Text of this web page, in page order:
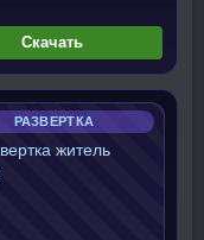
Скачать
РАЗВЕРТКА